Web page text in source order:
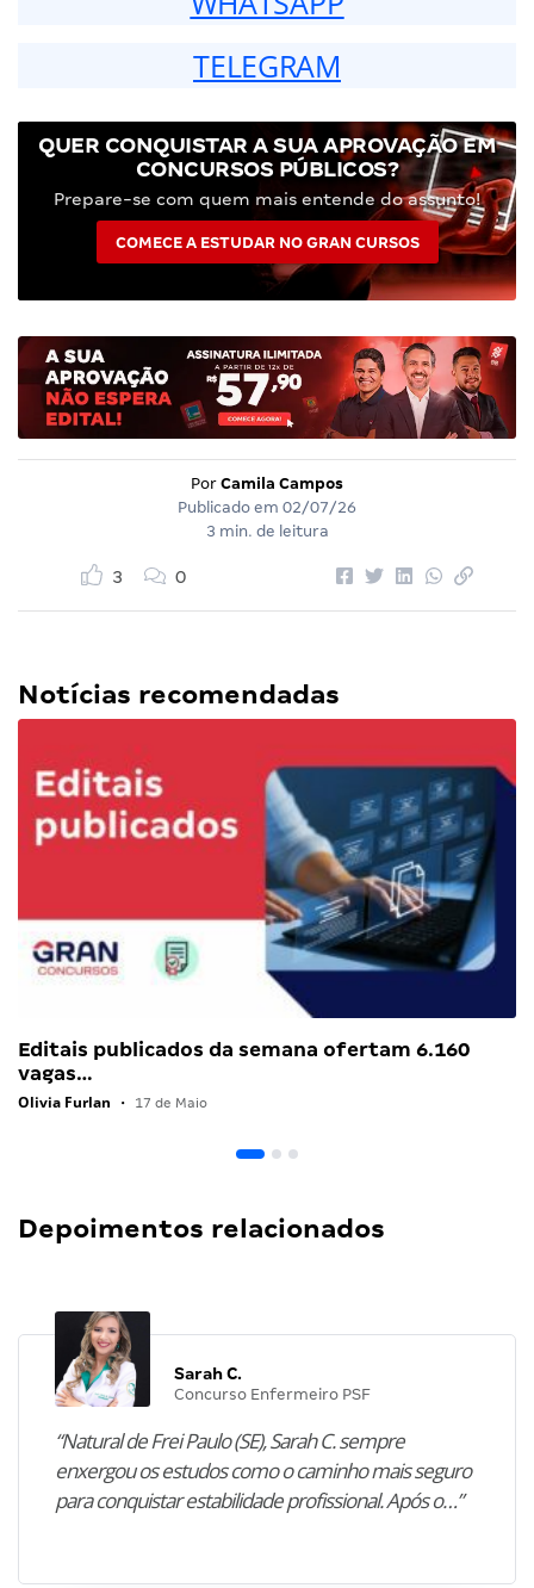
TELEGRAM
QUER CONQUISTAR A SUA APROVAÇÃO EM
CONCURSOS PÚBLICOS?
Prepare-se com quem mais entende do assunto!
COMECE A ESTUDAR NO GRAN CURSOS
Por Camila Campos
Publicado em 02/07/26
3 min. de leitura
3 0
Notícias recomendadas
Editais publicados da semana ofertam 6.160
vagas…
Olivia Furlan • 17 de Maio
Depoimentos relacionados
Sarah C.
Concurso Enfermeiro PSF
“Natural de Frei Paulo (SE), Sarah C. sempre
enxergou os estudos como o caminho mais seguro
para conquistar estabilidade profissional. Após o…”